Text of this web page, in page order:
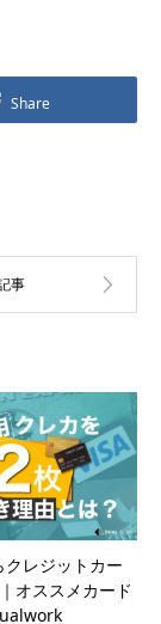
Share
レジットカー
オススメカード